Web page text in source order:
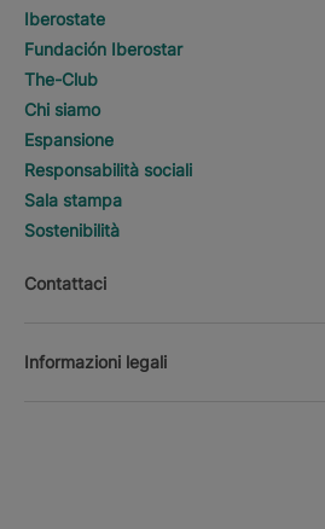
Iberostate
Fundación Iberostar
The-Club
Chi siamo
Espansione
Responsabilità sociali
Sala stampa
Sostenibilità
Contattaci
Informazioni legali